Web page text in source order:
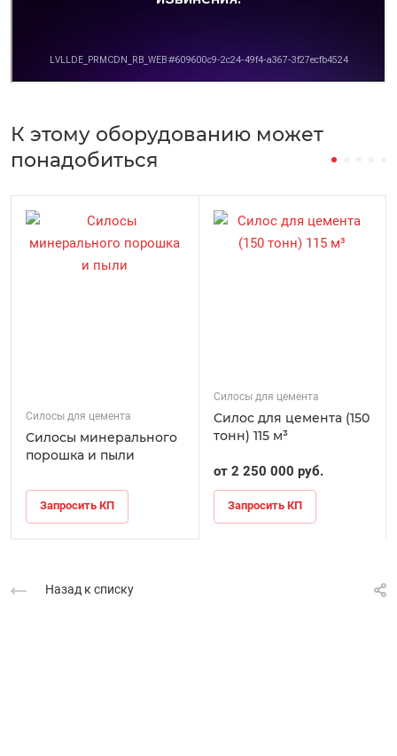
К этому оборудованию может
понадобиться
Силосы для цемента
Силосы минерального
порошка и пыли
Запросить КП
Силосы для цемента
Силос для цемента (150
тонн) 115 м³
от 2 250 000 руб.
Запросить КП
Назад к списку